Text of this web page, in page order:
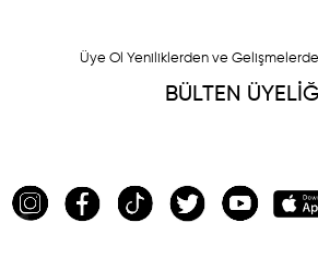
Üye Ol Yeniliklerden ve
BÜLTEN ÜYELİĞİ